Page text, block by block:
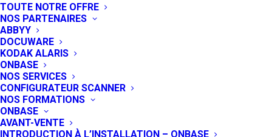
TOUTE NOTRE OFFRE
NOS PARTENAIRES
ABBYY
DOCUWARE
KODAK ALARIS
ONBASE
NOS SERVICES
CONFIGURATEUR SCANNER
NOS FORMATIONS
ONBASE
AVANT-VENTE
INTRODUCTION À L’INSTALLATION – ONBASE
KOFAX
19 OCTOBRE 2016
Chez GDExpert, nous sommes 100%
indépendants de nos partenaires,
éditeurs et constructeurs, depuis
récemment choisi de mettre fin à notre
partenariat avec l’éditeur KOFAX,